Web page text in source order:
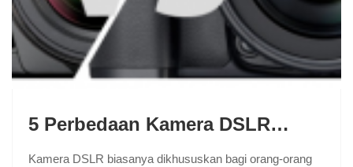
5 Perbedaan Kamera DSLR…
Kamera DSLR biasanya dikhususkan bagi orang-orang